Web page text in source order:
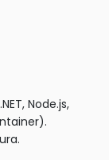
Node.js,